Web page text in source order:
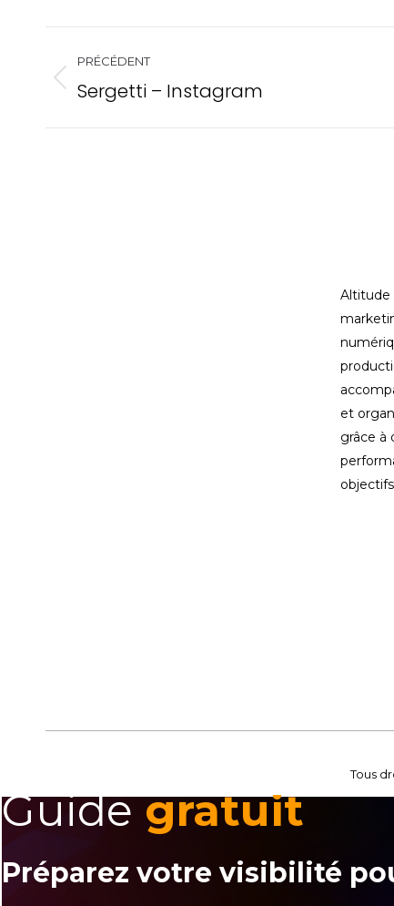
Navigation
de
PRÉCÉDENT
Onglet
Sergetti – Instagram
Altitude
et
grâce à
Tous
Guide gratuit
Préparez votre visibilité